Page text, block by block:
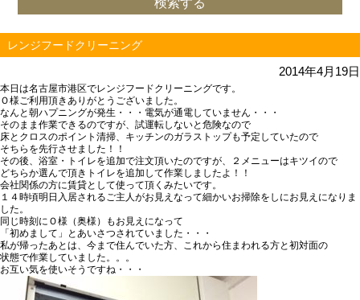
レンジフードクリーニング
2014年4月19日
本日は名古屋市港区でレンジフードクリーニングです。
Ｏ様ご利用頂きありがとうございました。
なんと朝ハプニングが発生・・・電気が通電していません・・・
そのまま作業できるのですが、試運転しないと危険なので
床とクロスのポイント清掃、キッチンのガラストップも予定していたので
そちらを先行させました！！
その後、浴室・トイレを追加で注文頂いたのですが、２メニューはキツイので
どちらか選んで頂きトイレを追加して作業しましたよ！！
会社関係の方に賃貸として使って頂くみたいです。
１４時頃明日入居されるご主人がお見えなって細かいお掃除をしにお見えになりま
した。
同じ時刻にＯ様（奥様）もお見えになって
「初めまして」とあいさつされていました・・・
私が帰ったあとは、今まで住んでいた方、これから住まわれる方と初対面の
状態で作業していました。。。
お互い気を使いそうですね・・・